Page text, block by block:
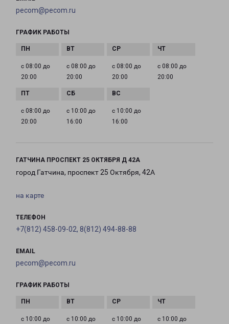
pecom@pecom.ru
ГРАФИК РАБОТЫ
с 08:00 до
20:00
с 08:00 до
20:00
с 08:00 до
20:00
с 08:00 до
20:00
с 08:00 до
20:00
с 10:00 до
16:00
с 10:00 до
16:00
ГАТЧИНА ПРОСПЕКТ 25 ОКТЯБРЯ Д 42А
город Гатчина, проспект 25 Октября, 42А
на карте
ТЕЛЕФОН
+7(812) 458-09-02, 8(812) 494-88-88
EMAIL
pecom@pecom.ru
ГРАФИК РАБОТЫ
с 10:00 до с 10:00 до с 10:00 до с 10:00 до